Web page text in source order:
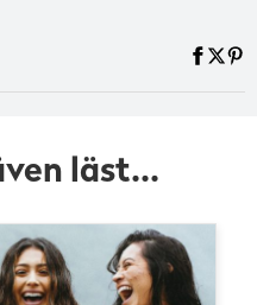
läst...